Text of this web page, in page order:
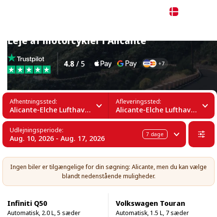
Leje af motorcykler i Alicante
Afhentningssted:
Alicante-Elche Lufthavn (ALC)
Afleveringssted:
Alicante-Elche Lufthavn (ALC)
Udlejningsperiode:
Aug. 10, 2026 - Aug. 17, 2026 7 dage
Ingen biler er tilgængelige for din søgning: Alicante, men du kan vælge
blandt nedenstående muligheder.
Infiniti Q50
Automatisk, 2.0 L, 5 sæder
Volkswagen Touran
Automatisk, 1.5 L, 7 sæder